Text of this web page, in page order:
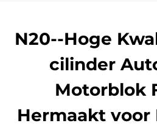
N20--Hoge
cilinder
Motorblok
Hermaakt voor